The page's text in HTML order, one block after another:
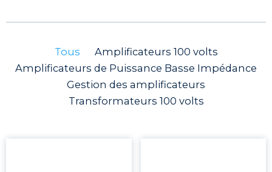
Tous
Amplificateurs 100 volts
Amplificateurs de Puissance Basse Impédance
Gestion des amplificateurs
Transformateurs 100 volts